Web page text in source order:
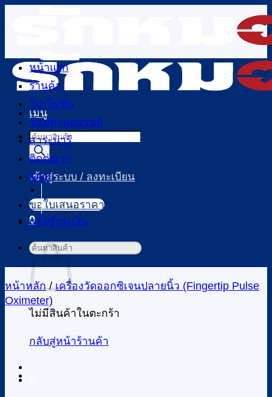
เนื้อหา
เมนู
Products
search
เข้าสู่ระบบ / ลงทะเบียน
0
ไม่มีสินค้าในตะกร้า
กลับสู่หน้าร้านค้า
หน้าแรก
ร้านค้า
โปรโมชัน
ช้อปตามแบรนด์
สาระน่ารู้
ติดต่อเรา
FAQ
ขอใบเสนอราคา
แจ้งชำระเงิน
ค้นหา:
หน้าหลัก / เครื่องวัดออกซิเจนปลายนิ้ว (Fingertip Pulse
Oximeter)